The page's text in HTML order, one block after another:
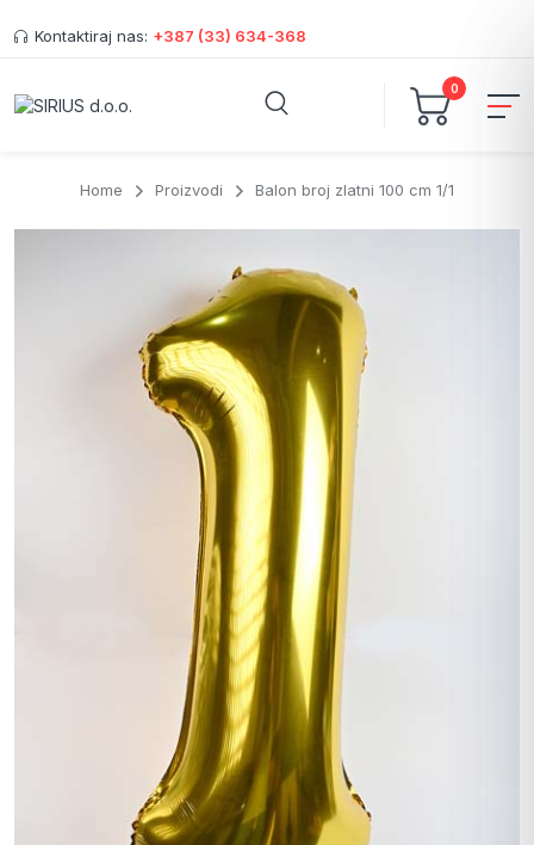
Kontaktiraj nas: +387 (33) 634-368
0
Home Proizvodi Balon broj zlatni 100 cm 1/1